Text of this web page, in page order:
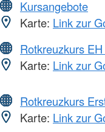
Kursangebote
Karte: Link zur
Rotkreuzkurs
Karte: Link zur
Rotkreuzkurs
Karte: Link zur